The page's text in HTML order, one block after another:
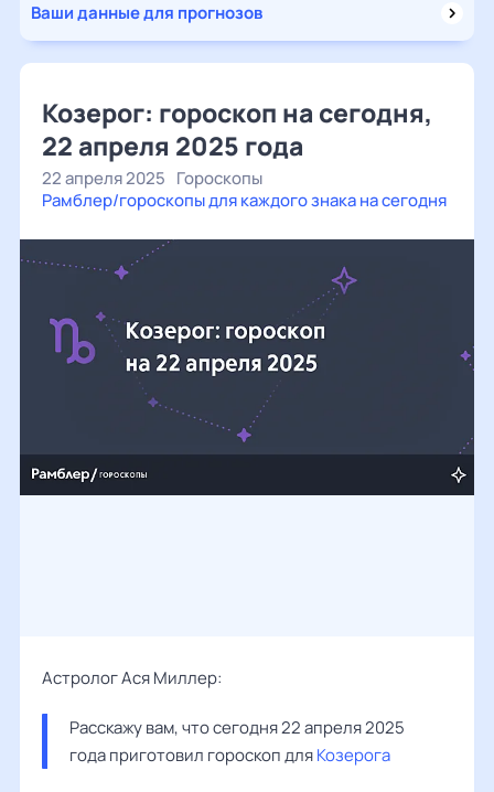
Ваши данные для прогнозов
Козерог: гороскоп на сегодня,
22 апреля 2025 года
22 апреля 2025 Гороскопы
Рамблер/гороскопы для каждого знака на сегодня
Астролог Ася Миллер:
Расскажу вам, что сегодня 22 апреля 2025
года приготовил гороскоп для Козерога